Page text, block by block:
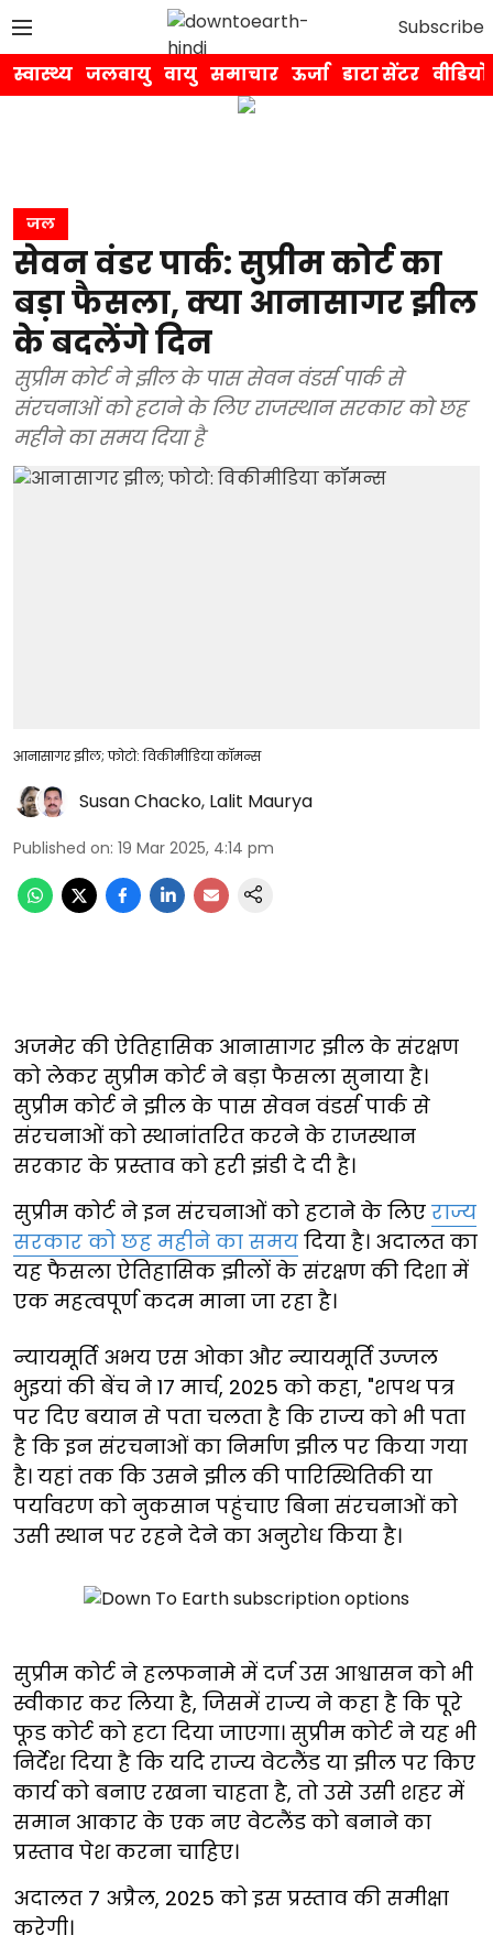
Subscribe
स्वास्थ्य जलवायु वायु समाचार ऊर्जा डाटा सेंटर वीडियो
जल
सेवन वंडर पार्क: सुप्रीम कोर्ट का
बड़ा फैसला, क्या आनासागर झील
के बदलेंगे दिन
सुप्रीम कोर्ट ने झील के पास सेवन वंडर्स पार्क से
संरचनाओं को हटाने के लिए राजस्थान सरकार को छह
महीने का समय दिया है
आनासागर झील; फोटो: विकीमीडिया कॉमन्स
Susan Chacko, Lalit Maurya
Published on: 19 Mar 2025, 4:14 pm
अजमेर की ऐतिहासिक आनासागर झील के संरक्षण
को लेकर सुप्रीम कोर्ट ने बड़ा फैसला सुनाया है।
सुप्रीम कोर्ट ने झील के पास सेवन वंडर्स पार्क से
संरचनाओं को स्थानांतरित करने के राजस्थान
सरकार के प्रस्ताव को हरी झंडी दे दी है।
सुप्रीम कोर्ट ने इन संरचनाओं को हटाने के लिए राज्य
सरकार को छह महीने का समय दिया है। अदालत का
यह फैसला ऐतिहासिक झीलों के संरक्षण की दिशा में
एक महत्वपूर्ण कदम माना जा रहा है।
न्यायमूर्ति अभय एस ओका और न्यायमूर्ति उज्जल
भुइयां की बेंच ने 17 मार्च, 2025 को कहा, "शपथ पत्र
पर दिए बयान से पता चलता है कि राज्य को भी पता
है कि इन संरचनाओं का निर्माण झील पर किया गया
है। यहां तक कि उसने झील की पारिस्थितिकी या
पर्यावरण को नुकसान पहुंचाए बिना संरचनाओं को
उसी स्थान पर रहने देने का अनुरोध किया है।
सुप्रीम कोर्ट ने हलफनामे में दर्ज उस आश्वासन को भी
स्वीकार कर लिया है, जिसमें राज्य ने कहा है कि पूरे
फूड कोर्ट को हटा दिया जाएगा। सुप्रीम कोर्ट ने यह भी
निर्देश दिया है कि यदि राज्य वेटलैंड या झील पर किए
कार्य को बनाए रखना चाहता है, तो उसे उसी शहर में
समान आकार के एक नए वेटलैंड को बनाने का
प्रस्ताव पेश करना चाहिए।
अदालत 7 अप्रैल, 2025 को इस प्रस्ताव की समीक्षा
करेगी।